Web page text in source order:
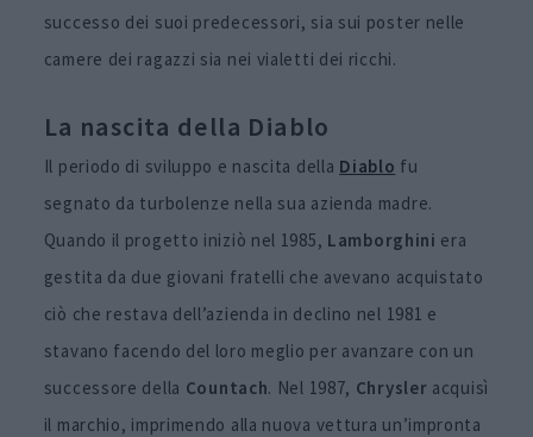
successo dei suoi predecessori, sia sui poster nelle
camere dei ragazzi sia nei vialetti dei ricchi.
La nascita della Diablo
Il periodo di sviluppo e nascita della Diablo fu
segnato da turbolenze nella sua azienda madre.
Quando il progetto iniziò nel 1985, Lamborghini era
gestita da due giovani fratelli che avevano acquistato
ciò che restava dell’azienda in declino nel 1981 e
stavano facendo del loro meglio per avanzare con un
successore della Countach. Nel 1987, Chrysler acquisì
il marchio, imprimendo alla nuova vettura un’impronta